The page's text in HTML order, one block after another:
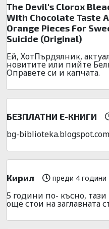
The Devil's Clorox
With Chocolate Taste
Orange Pieces For
Suicide (Original)
Ей, ХотПърдялник,
новитите или пийте
Оправете си и капчата.
БЕЗПЛАТНИ Е-КНИГИ
bg-biblioteka.blogspot.com
Кирил преди 4 години
5 години по- късно,
още стои на заглавната